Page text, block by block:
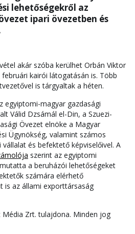
lehetőségekről az
ipari övezetben és
akár szóba kerülhet Orbán Viktor
kairói látogatásán is. Több
is tárgyaltak a héten.
egyiptomi-magyar gazdasági
Válid Dzsámál el-Din, a Szuezi-
Övezet elnöke a Magyar
Ügynökség, valamint számos
és befektető képviselőivel. A
szerint az egyiptomi
a beruházói lehetőségeket
számára elérhető
is az állami exporttársaság
Média Zrt. tulajdona. Minden jog